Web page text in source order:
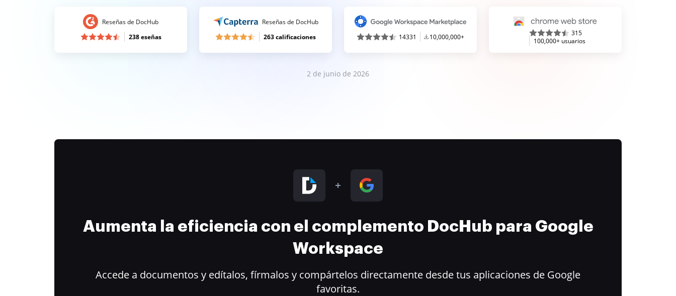
Reseñas de DocHub
238 eseñas
Reseñas de DocHub
263 calificaciones
14331 10,000,000+
315
100,000+ usuarios
2 de junio de 2026
Aumenta la eficiencia con el complemento DocHub para Google
Workspace
Accede a documentos y edítalos, fírmalos y compártelos directamente desde tus aplicaciones de Google
favoritas.